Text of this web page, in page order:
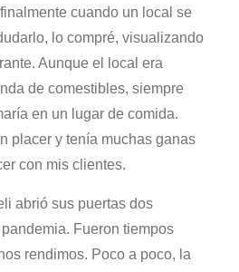
cuando un local se
lo compré, visualizando
Aunque el local era
de comestibles, siempre
en un lugar de comida.
placer y tenía muchas ganas
con mis clientes.
abrió sus puertas dos
Fueron tiempos
rendimos. Poco a poco, la